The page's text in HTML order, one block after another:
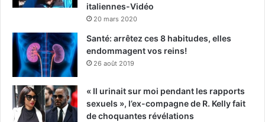
italiennes-Vidéo
20 mars 2020
Santé: arrêtez ces 8 habitudes, elles
endommagent vos reins!
26 août 2019
« Il urinait sur moi pendant les rapports
sexuels », l’ex-compagne de R. Kelly fait
de choquantes révélations